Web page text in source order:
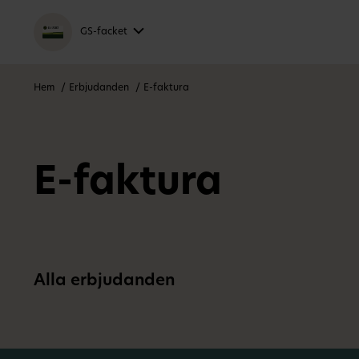
GS-facket
Hem Erbjudanden E-faktura
E-faktura
Alla erbjudanden